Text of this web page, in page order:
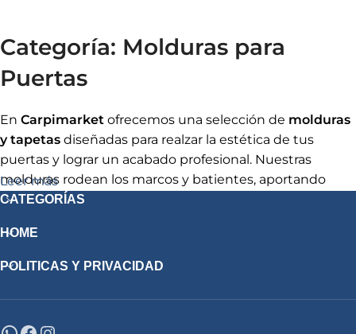
Categoría: Molduras para
Puertas
En Carpimarket ofrecemos una selección de molduras
y tapetas diseñadas para realzar la estética de tus
puertas y lograr un acabado profesional. Nuestras
molduras rodean los marcos y batientes, aportando
elegancia y continuidad al diseño de cualquier estancia.
blanco lacado o laminado
durabilidad y un resultado impecable que se integra a la
Leer más
CATEGORÍAS
HOME
POLITICAS Y PRIVACIDAD